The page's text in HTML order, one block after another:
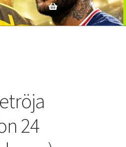
24